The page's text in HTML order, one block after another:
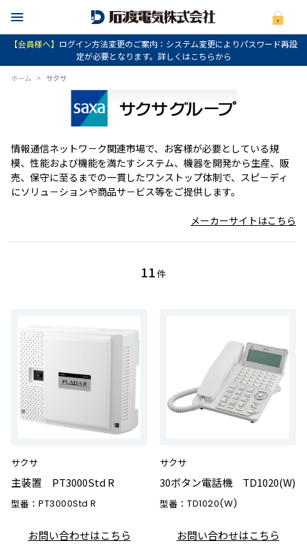
【会員様へ】 ログイン方法変更のご案内：システム変更によりパスワード再設
定が必要となります。詳しくはこちらから
ホーム > サクサ
情報通信ネットワ－ク関連市場で、お客様が必要としている規
模、性能および機能を満たすシステム、機器を開発から生産、販
売、保守に至るまでの一貫したワンストップ体制で、スピ－ディ
にソリュ－ションや商品サ－ビス等をご提供します。
メーカーサイトはこちら
11件
サクサ
主装置 PT3000Std R
型番： PT3000Std R
お問い合わせはこちら
サクサ
30ボタン電話機 TD1020(W)
型番： TD1020(W)
お問い合わせはこちら